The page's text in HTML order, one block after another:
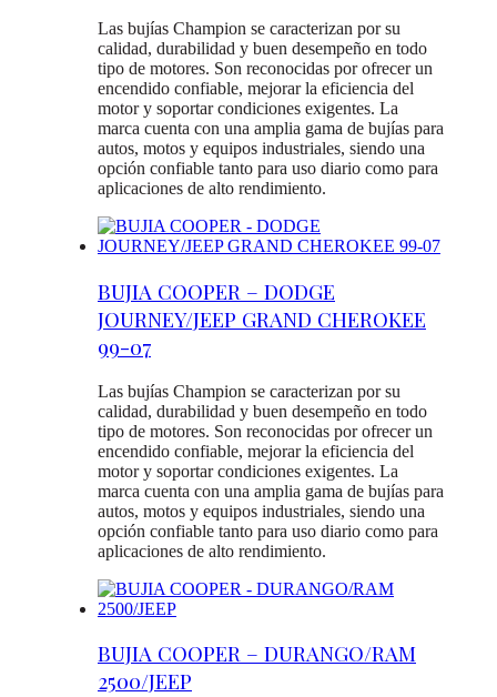
Las bujías Champion se caracterizan por su
calidad, durabilidad y buen desempeño en todo
tipo de motores. Son reconocidas por ofrecer un
encendido confiable, mejorar la eficiencia del
motor y soportar condiciones exigentes. La
marca cuenta con una amplia gama de bujías para
autos, motos y equipos industriales, siendo una
opción confiable tanto para uso diario como para
aplicaciones de alto rendimiento.
BUJIA COOPER – DODGE
JOURNEY/JEEP GRAND CHEROKEE
99-07
Las bujías Champion se caracterizan por su
calidad, durabilidad y buen desempeño en todo
tipo de motores. Son reconocidas por ofrecer un
encendido confiable, mejorar la eficiencia del
motor y soportar condiciones exigentes. La
marca cuenta con una amplia gama de bujías para
autos, motos y equipos industriales, siendo una
opción confiable tanto para uso diario como para
aplicaciones de alto rendimiento.
BUJIA COOPER – DURANGO/RAM
2500/JEEP